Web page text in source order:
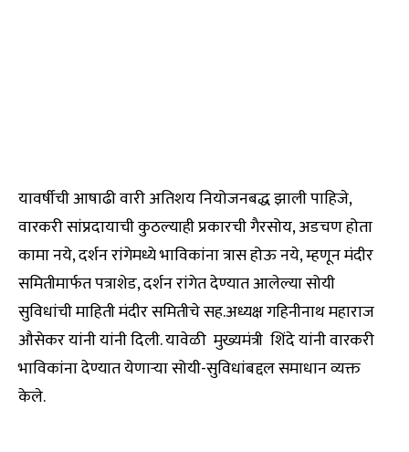
यावर्षीची आषाढी वारी अतिशय नियोजनबद्ध झाली पाहिजे,
वारकरी सांप्रदायाची कुठल्याही प्रकारची गैरसोय, अडचण होता
कामा नये, दर्शन रांगेमध्ये भाविकांना त्रास होऊ नये, म्हणून मंदीर
समितीमार्फत पत्राशेड, दर्शन रांगेत देण्यात आलेल्या सोयी
सुविधांची माहिती मंदीर समितीचे सह.अध्यक्ष गहिनीनाथ महाराज
औसेकर यांनी यांनी दिली. यावेळी मुख्यमंत्री शिंदे यांनी वारकरी
भाविकांना देण्यात येणाऱ्या सोयी-सुविधांबद्दल समाधान व्यक्त
केले.